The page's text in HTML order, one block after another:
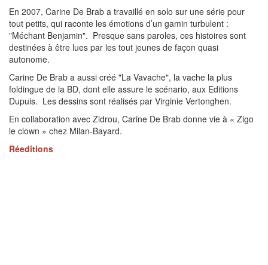
En 2007, Carine De Brab a travaillé en solo sur une série pour
tout petits, qui raconte les émotions d’un gamin turbulent :
"Méchant Benjamin". Presque sans paroles, ces histoires sont
destinées à être lues par les tout jeunes de façon quasi
autonome.
Carine De Brab a aussi créé "La Vavache", la vache la plus
foldingue de la BD, dont elle assure le scénario, aux Editions
Dupuis. Les dessins sont réalisés par Virginie Vertonghen.
En collaboration avec Zidrou, Carine De Brab donne vie à « Zigo
le clown » chez Milan-Bayard.
Réeditions